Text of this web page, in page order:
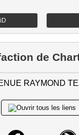
de
RAYMOND